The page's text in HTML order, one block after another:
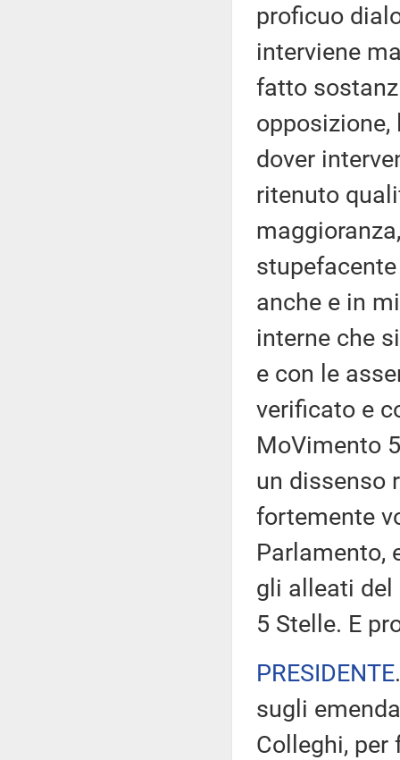
proficuo
interviene
fatto
dover
ritenuto
anche e in
interne che
e con le
verificato e
MoVimento
un dissenso
fortemente
Parlamento,
gli alleati del
5 Stelle. E
PRESIDENTE
sugli
Colleghi, per